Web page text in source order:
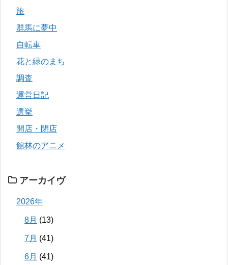
旅
群馬に夢中
自転車
花と緑のまち
調査
運営日記
選挙
開店・閉店
館林のアニメ
アーカイヴ
2026年
8月 (13)
7月 (41)
6月 (41)